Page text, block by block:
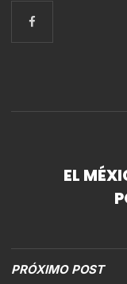
EL
PRÓXIMO POST